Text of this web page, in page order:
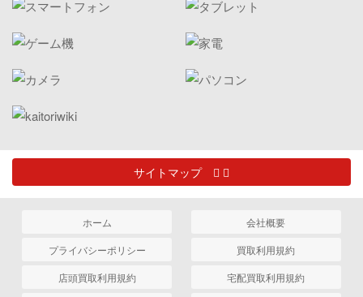
サイトマップ
ホーム
会社概要
プライバシーポリシー
買取利用規約
店頭買取利用規約
宅配買取利用規約